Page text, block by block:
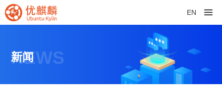
EN
NEWS
新闻